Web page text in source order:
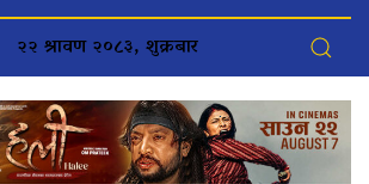
२२ श्रावण २०८३, शुक्रबार